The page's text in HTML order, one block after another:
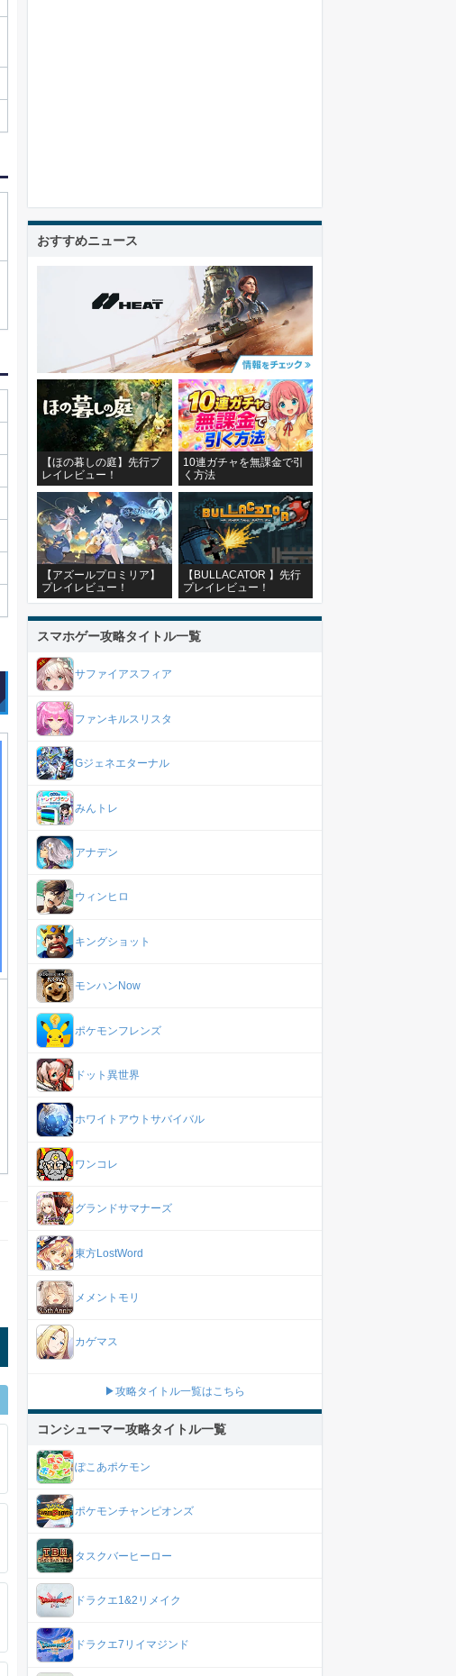
おすすめニュース
【ほの暮しの庭】先行プ
レイレビュー！
10連ガチャを無課金で引
く方法
【アズールプロミリア】
プレイレビュー！
【BULLACATOR 】先行
プレイレビュー！
スマホゲー攻略タイトル一覧
サファイアスフィア
ファンキルスリスタ
Gジェネエターナル
みんトレ
アナデン
ウィンヒロ
キングショット
モンハンNow
ポケモンフレンズ
ドット異世界
ホワイトアウトサバイバル
ワンコレ
グランドサマナーズ
東方LostWord
メメントモリ
カゲマス
▶攻略タイトル一覧はこちら
コンシューマー攻略タイトル一覧
ぽこあポケモン
ポケモンチャンピオンズ
タスクバーヒーロー
ドラクエ1&2リメイク
ドラクエ7リイマジンド